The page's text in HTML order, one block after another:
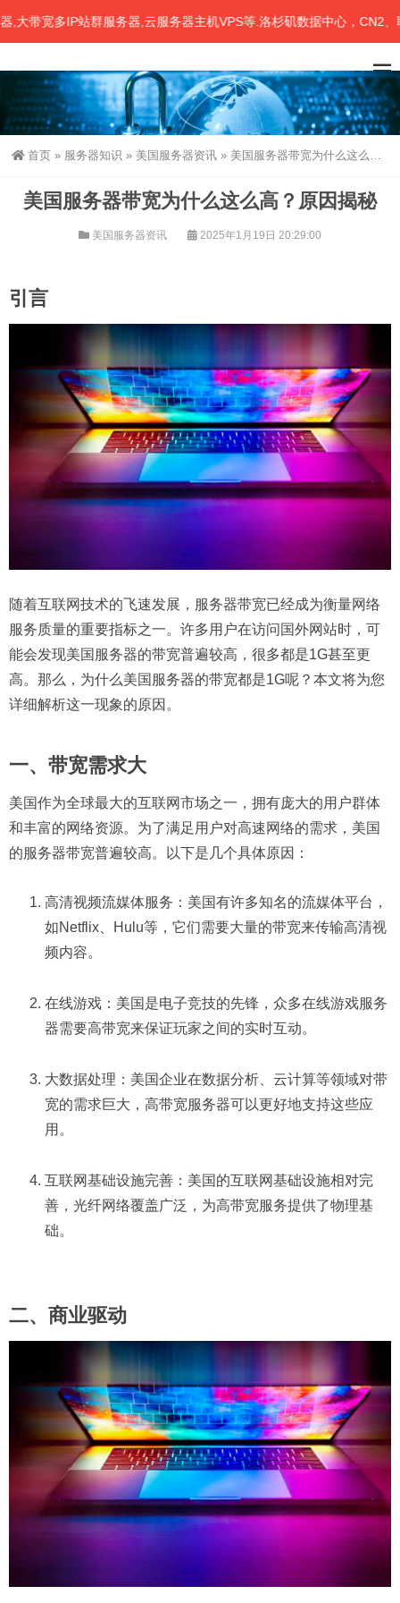
多IP站群服务器,云服务器主机VPS等.洛杉矶数据中心，CN2、联通
首页 » 服务器知识 » 美国服务器资讯 » 美国服务器带宽为什么这么高？原因揭秘
美国服务器带宽为什么这么高？原因揭秘
美国服务器资讯 2025年1月19日 20:29:00
引言
随着互联网技术的飞速发展，服务器带宽已经成为衡量网络
服务质量的重要指标之一。许多用户在访问国外网站时，可
能会发现美国服务器的带宽普遍较高，很多都是1G甚至更
高。那么，为什么美国服务器的带宽都是1G呢？本文将为您
详细解析这一现象的原因。
一、带宽需求大
美国作为全球最大的互联网市场之一，拥有庞大的用户群体
和丰富的网络资源。为了满足用户对高速网络的需求，美国
的服务器带宽普遍较高。以下是几个具体原因：
高清视频流媒体服务：美国有许多知名的流媒体平台，
如Netflix、Hulu等，它们需要大量的带宽来传输高清视
频内容。
在线游戏：美国是电子竞技的先锋，众多在线游戏服务
器需要高带宽来保证玩家之间的实时互动。
大数据处理：美国企业在数据分析、云计算等领域对带
宽的需求巨大，高带宽服务器可以更好地支持这些应
用。
互联网基础设施完善：美国的互联网基础设施相对完
善，光纤网络覆盖广泛，为高带宽服务提供了物理基
础。
二、商业驱动